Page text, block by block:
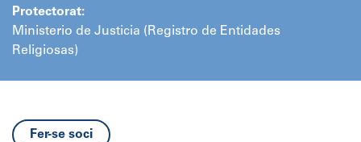
Protectorat:
Ministerio de Justicia (Registro de Entidades
Religiosas)
Fer-se soci